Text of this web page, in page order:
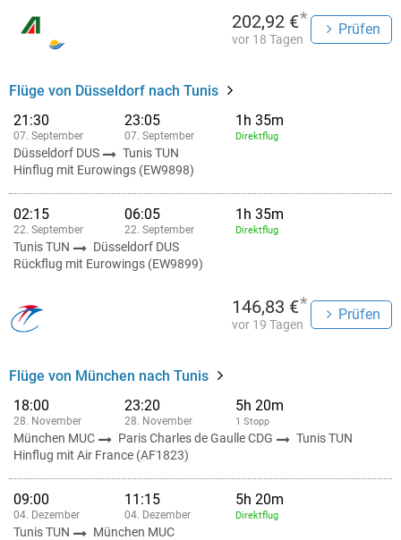
202,92 €*
vor 18 Tagen
Prüfen
Flüge von Düsseldorf nach Tunis
21:30
07. September
23:05
07. September
1h 35m
Direktflug
Düsseldorf DUS
Tunis TUN
Hinflug mit Eurowings (EW9898)
02:15
22. September
06:05
22. September
1h 35m
Direktflug
Tunis TUN
Düsseldorf DUS
Rückflug mit Eurowings (EW9899)
146,83 €*
vor 19 Tagen
Prüfen
Flüge von München nach Tunis
18:00
28. November
23:20
28. November
5h 20m
1 Stopp
München MUC Paris Charles de Gaulle CDG
Tunis TUN
Hinflug mit Air France (AF1823)
09:00
04. Dezember
11:15
04. Dezember
5h 20m
Direktflug
Tunis TUN
München MUC